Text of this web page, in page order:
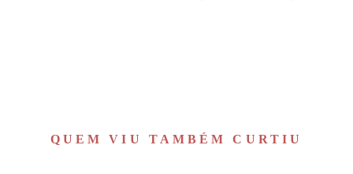
QUEM VIU TAMBÉM CURTIU